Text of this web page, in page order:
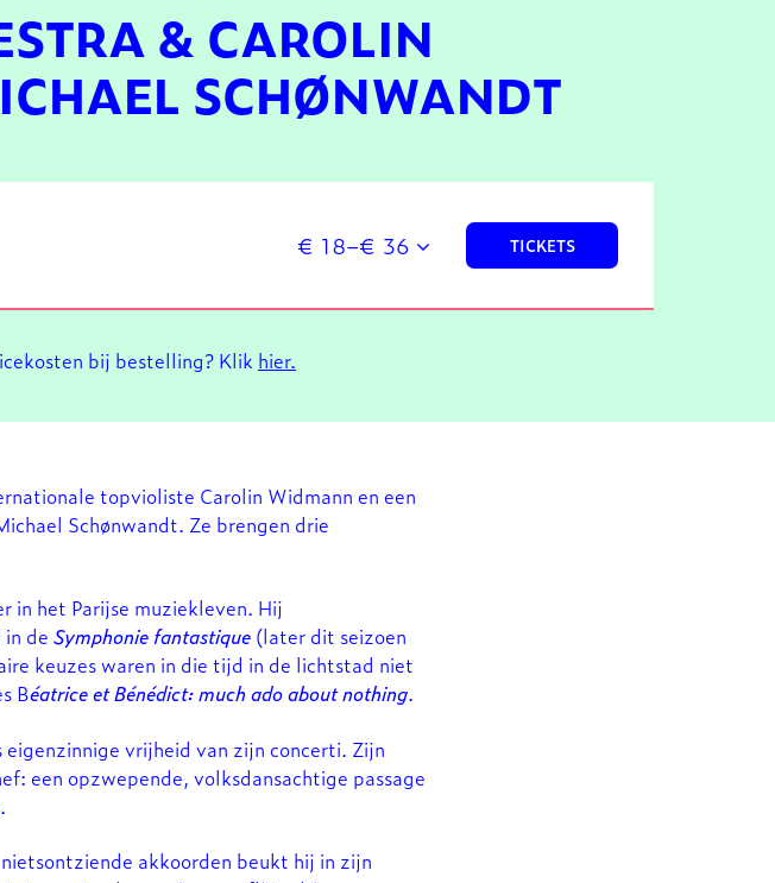
& CAROLIN
SCHØNWANDT
€ 18–€ 36 TICKETS
bij bestelling? Klik hier.
topvioliste Carolin Widmann en een
Schønwandt. Ze brengen drie
in het Parijse muziekleven. Hij
de Symphonie fantastique (later dit seizoen
keuzes waren in die tijd in de lichtstad niet
Béatrice et Bénédict: much ado about nothing.
vrijheid van zijn concerti. Zijn
een opzwepende, volksdansachtige passage
akkoorden beukt hij in zijn